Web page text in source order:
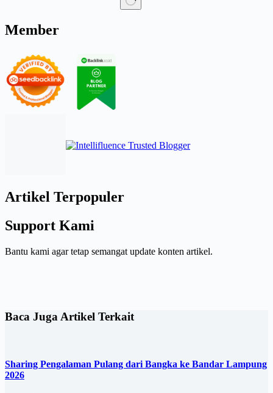
Member
Artikel Terpopuler
Support Kami
Bantu kami agar tetap semangat update konten artikel.
Baca Juga Artikel Terkait
Sharing Pengalaman Pulang dari Bangka ke Bandar Lampung
2026